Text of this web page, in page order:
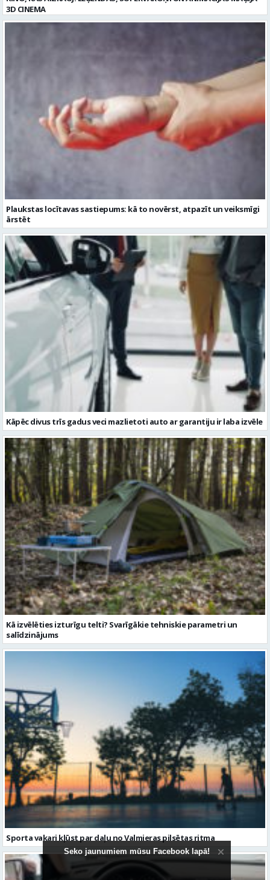
Plaukstas locītavas sastiepums: kā to novērst, atpazīt un veiksmīgi
Kāpēc divus trīs gadus veci mazlietoti auto ar garantiju ir laba izvēle
Kā izvēlēties izturīgu telti? Svarīgākie tehniskie parametri un
salīdzinājums
Sporta vakari kļūst par daļu no Valmieras pilsētas ritma
Seko jaunumiem mūsu Facebook lapā!